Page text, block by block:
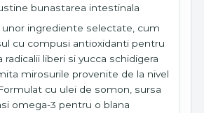
bunastarea intestinala
unor ingrediente selectate, cum
cu compusi antioxidanti pentru
radicalii liberi si yucca schidigera
mirosurile provenite de la nivel
cu ulei de somon, sursa
omega-3 pentru o blana